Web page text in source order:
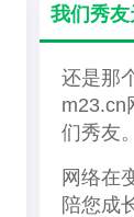
我们秀
还是那
们秀友。
网络在
陪您成